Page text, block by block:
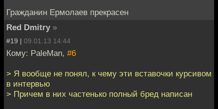
Гражданин Ермолаев прекрасен
Red Dmitry »
#19 | 09.01.13 14:44
Кому: PaleMan, #6
> Я вообще не понял, к чему эти вставочки курсивом
в интервью
> Причем в них частенько полный бред написан